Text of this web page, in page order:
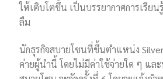
ให้เติบโตขึ้น เป็นบรรยากาศการเรีย
ลืม
นักธุรกิจสบายโซนที่ขึ้นตำแหน่ง
ค่ายผู้นำนี้ โดยไม่มีค่าใช้จ่ายใด ๆ และ